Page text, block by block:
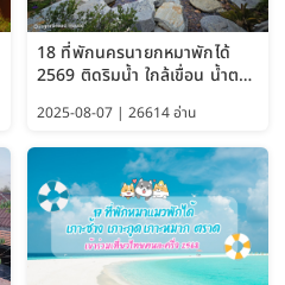
18 ที่พักนครนายกหมาพักได้
2569 ติดริมน้ำ ใกล้เขื่อน น้ำตก
ได้
2025-08-07 | 26614 อ่าน